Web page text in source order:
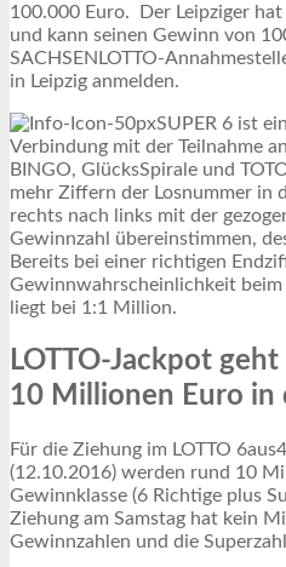
100.000 Euro. Der Leipziger
und kann seinen Gewinn von
SACHSENLOTTO-
in Leipzig anmelden.
SUPER 6 ist
Verbindung mit der Teilnahme
BINGO, GlücksSpirale und
mehr Ziffern der Losnummer in
rechts nach links mit der
Gewinnzahl übereinstimmen,
Bereits bei einer richtigen
Gewinnwahrscheinlichkeit
liegt bei 1:1 Million.
LOTTO-Jackpot
10 Millionen Euro in
Für die Ziehung im LOTTO
(12.10.2016) werden rund 10
Gewinnklasse (6 Richtige plus
Ziehung am Samstag hat kein
Gewinnzahlen und die